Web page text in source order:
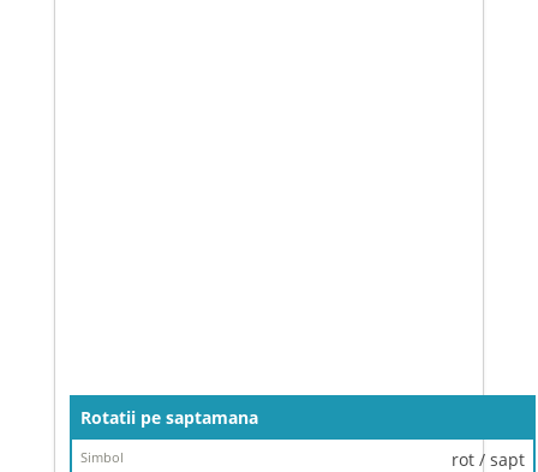
Denumire
Simbol
Rotatii pe saptamana
rot / sapt